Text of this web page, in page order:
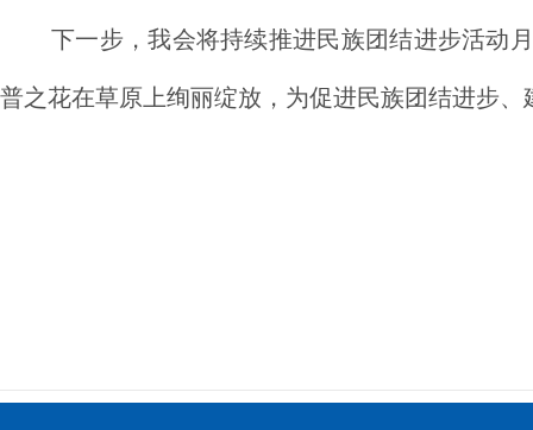
下一步，我会将持续推进民族团结进步活动
普之花在草原上绚丽绽放，为促进民族团结进步